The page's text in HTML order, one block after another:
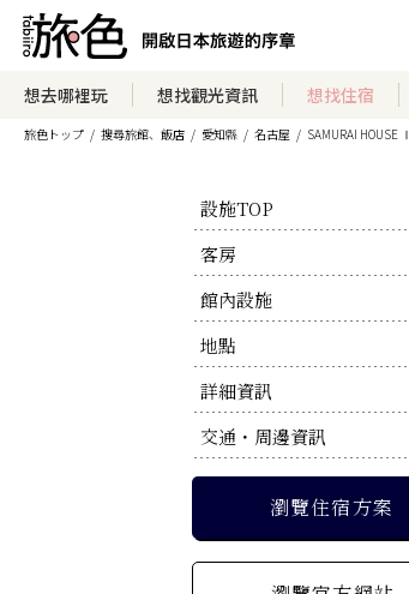
想去哪裡玩 想找觀光資訊 想找住宿
旅色トップ 搜尋旅館、飯店 愛知縣 名古屋 SAMURAI HOUSE Ⅰ
設施TOP
客房
館內設施
地點
詳細資訊
交通・周邊資訊
瀏覽住宿方案
瀏覽住宿方案
瀏覽官方網站